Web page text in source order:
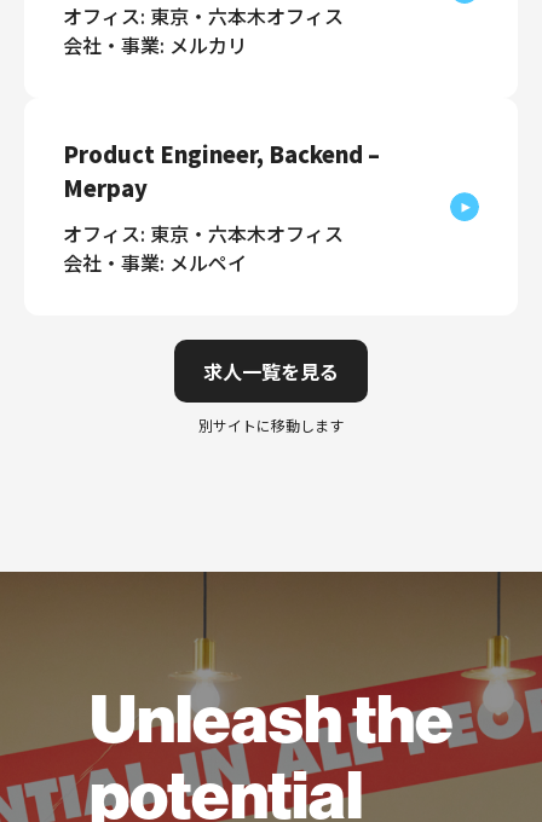
オフィス: 東京・六本木オフィス
会社・事業: メルカリ
Product Engineer, Backend –
Merpay
オフィス: 東京・六本木オフィス
会社・事業: メルペイ
求人一覧を見る
別サイトに移動します
Unleash the
potential